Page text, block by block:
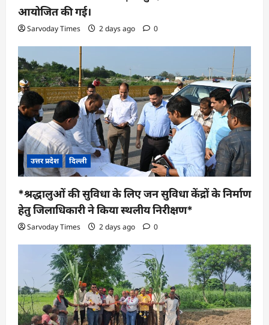
आयोजित की गई।
Sarvoday Times 2 days ago 0
उत्तर प्रदेश दिल्ली
*श्रद्धालुओं की सुविधा के लिए जन सुविधा केंद्रों के निर्माण
हेतु जिलाधिकारी ने किया स्थलीय निरीक्षण*
Sarvoday Times 2 days ago 0